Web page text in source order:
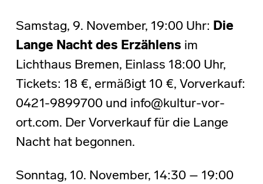
Samstag, 9. November, 19:00 Uhr: Die
Lange Nacht des Erzählens im
Lichthaus Bremen, Einlass 18:00 Uhr,
Tickets: 18 €, ermäßigt 10 €, Vorverkauf:
0421-9899700 und info@kultur-vor-
ort.com. Der Vorverkauf für die Lange
Nacht hat begonnen.
Sonntag, 10. November, 14:30 – 19:00